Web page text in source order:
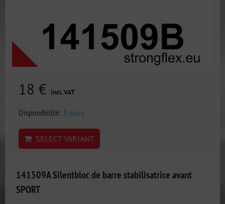
18 € incl. VAT
Disponibilité: 3 jours
SELECT VARIANT
141509A Silentbloc de barre stabilisatrice avant
SPORT